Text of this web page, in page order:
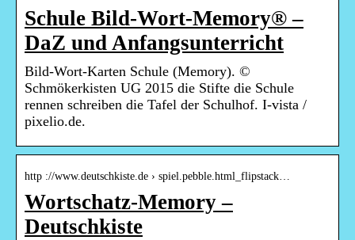
Schule Bild-Wort-Memory® –
DaZ und Anfangsunterricht
Bild-Wort-Karten Schule (Memory). ©
Schmökerkisten UG 2015 die Stifte die Schule
rennen schreiben die Tafel der Schulhof. I-vista /
pixelio.de.
http ://www.deutschkiste.de › spiel.pebble.html_flipstack…
Wortschatz-Memory –
Deutschkiste